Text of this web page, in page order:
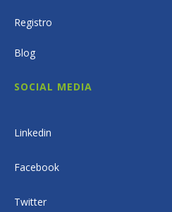
Registro
Blog
SOCIAL MEDIA
Linkedin
Facebook
Twitter